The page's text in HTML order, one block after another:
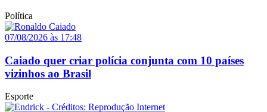
Política
07/08/2026 às 17:48
Caiado quer criar polícia conjunta com 10 países
vizinhos ao Brasil
Esporte